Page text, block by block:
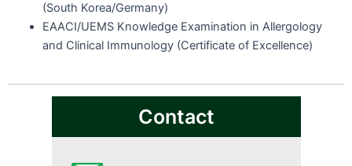
(South Korea/Germany)
EAACI/UEMS Knowledge Examination in Allergology
and Clinical Immunology (Certificate of Excellence)
Contact